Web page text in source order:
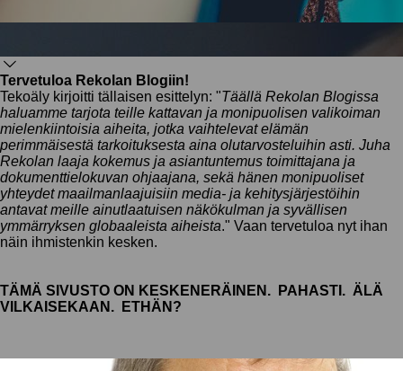
Tervetuloa Rekolan Blogiin!
Tekoäly kirjoitti tällaisen esittelyn: "Täällä Rekolan Blogissa
haluamme tarjota teille kattavan ja monipuolisen valikoiman
mielenkiintoisia aiheita, jotka vaihtelevat elämän
perimmäisestä tarkoituksesta aina olutarvosteluihin asti. Juha
Rekolan laaja kokemus ja asiantuntemus toimittajana ja
dokumenttielokuvan ohjaajana, sekä hänen monipuoliset
yhteydet maailmanlaajuisiin media- ja kehitysjärjestöihin
antavat meille ainutlaatuisen näkökulman ja syvällisen
ymmärryksen globaaleista aiheista." Vaan tervetuloa nyt ihan
näin ihmistenkin kesken.
TÄMÄ SIVUSTO ON KESKENERÄINEN. PAHASTI. ÄLÄ
VILKAISEKAAN. ETHÄN?